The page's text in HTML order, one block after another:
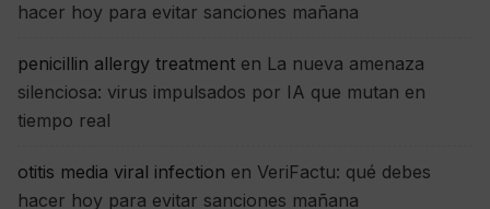
hacer hoy para evitar sanciones mañana
penicillin allergy treatment en La nueva amenaza
silenciosa: virus impulsados por IA que mutan en
tiempo real
otitis media viral infection en VeriFactu: qué debes
hacer hoy para evitar sanciones mañana